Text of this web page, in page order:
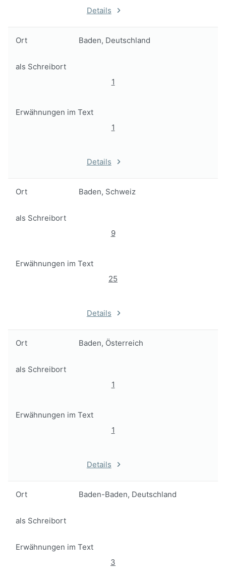
Details
Ort Baden, Deutschland
als Schreibort
1
Erwähnungen im Text
1
Details
Ort Baden, Schweiz
als Schreibort
9
Erwähnungen im Text
25
Details
Ort Baden, Österreich
als Schreibort
1
Erwähnungen im Text
1
Details
Ort Baden-Baden, Deutschland
als Schreibort
Erwähnungen im Text
3